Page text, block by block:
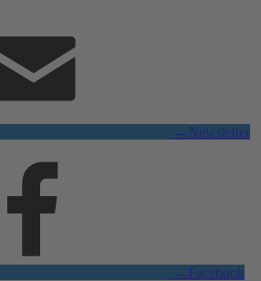
→ Newsletter
→ Facebook